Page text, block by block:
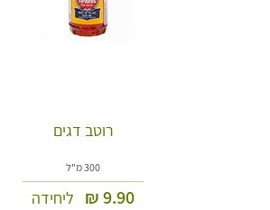
רוטב דגים
300 מ"ל
9.90
₪ ליחידה